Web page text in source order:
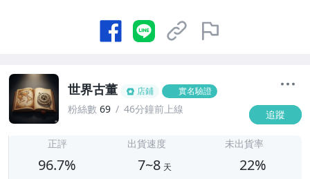
世界古董 店鋪 實名驗證
粉絲數 69 46分鐘前上線 追蹤
正評
96.7%
出貨速度
7~8 天
未出貨率
22%